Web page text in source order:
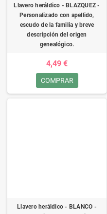
Llavero heráldico - BLAZQUEZ -
Personalizado con apellido,
escudo de la familia y breve
descripción del origen
genealógico.
4,49 €
COMPRAR
Llavero heráldico - BLANCO -